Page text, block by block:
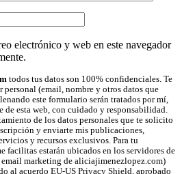
electrónico y web en este navegador
todos tus datos son 100% confidenciales. Te
personal (email, nombre y otros datos que
este formulario serán tratados por mí,
de esta web, con cuidado y responsabilidad.
de los datos personales que te solicito
y enviarte mis publicaciones,
y recursos exclusivos. Para tu
facilitas estarán ubicados en los servidores de
marketing de aliciajimenezlopez.com)
al acuerdo EU-US Privacy Shield, aprobado